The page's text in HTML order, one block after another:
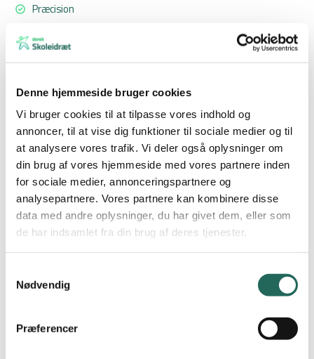
Denne hjemmeside bruger cookies
Vi bruger cookies til at tilpasse vores indhold og
annoncer, til at vise dig funktioner til sociale medier og til
at analysere vores trafik. Vi deler også oplysninger om
din brug af vores hjemmeside med vores partnere inden
for sociale medier, annonceringspartnere og
analysepartnere. Vores partnere kan kombinere disse
data med andre oplysninger, du har givet dem, eller som
de har indsamlet fra din brug af deres tjenester.
Nødvendig
Præferencer
Præcision
Hvilepuls
Hjerte
Lunge
Målemetoder
Find relevante undervisningsforløb:
Undervisningsforløb:FitnessTendenser
Undervisningsforløb: Fysisk træning og samarbejde
Boldspil og boldbasis
Dans og udtryk